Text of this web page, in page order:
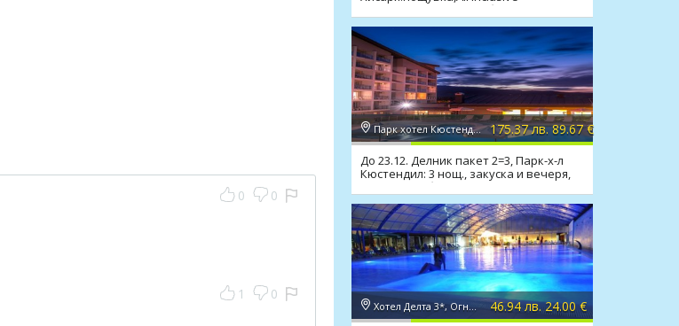
0 0
1 0
Light,релакс зона,мин. басейн
Парк хотел Кюстендил 4*, Кюстендил 175.37 лв. 89.67 €
До 23.12. Делник пакет 2=3, Парк-х-л
Кюстендил: 3 нощ., закуска и вечеря,
минерален басейн
Хотел Делта 3*, Огняново 46.94 лв. 24.00 €